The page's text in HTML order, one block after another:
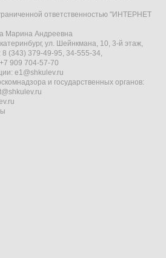
ответственностью "ИНТЕРНЕТ
Марина Андреевна
ул. Шейнкмана, 10, 3-й этаж,
(343) 379-49-95, 34-555-34,
909 704-57-70
e1@shkulev.ru
и государственных органов: